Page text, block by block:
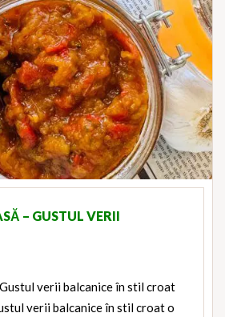
– GUSTUL VERII
verii balcanice în stil croat
verii balcanice în stil croat o